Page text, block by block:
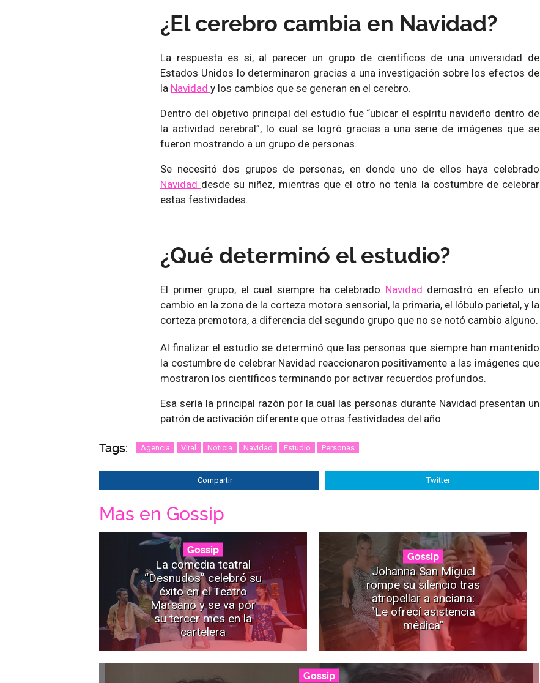
¿El cerebro cambia en Navidad?
La respuesta es sí, al parecer un grupo de científicos de una universidad de
Estados Unidos lo determinaron gracias a una investigación sobre los efectos de
la Navidad y los cambios que se generan en el cerebro.
Dentro del objetivo principal del estudio fue “ubicar el espíritu navideño dentro de
la actividad cerebral”, lo cual se logró gracias a una serie de imágenes que se
fueron mostrando a un grupo de personas.
Se necesitó dos grupos de personas, en donde uno de ellos haya celebrado
Navidad desde su niñez, mientras que el otro no tenía la costumbre de celebrar
estas festividades.
¿Qué determinó el estudio?
El primer grupo, el cual siempre ha celebrado Navidad demostró en efecto un
cambio en la zona de la corteza motora sensorial, la primaria, el lóbulo parietal, y la
corteza premotora, a diferencia del segundo grupo que no se notó cambio alguno.
Al finalizar el estudio se determinó que las personas que siempre han mantenido
la costumbre de celebrar Navidad reaccionaron positivamente a las imágenes que
mostraron los científicos terminando por activar recuerdos profundos.
Esa sería la principal razón por la cual las personas durante Navidad presentan un
patrón de activación diferente que otras festividades del año.
Tags: Agencia Viral Noticia Navidad Estudio Personas
Compartir Twitter
Mas en Gossip
Gossip
La comedia teatral
“Desnudos” celebró su
éxito en el Teatro
Marsano y se va por
su tercer mes en la
cartelera
Gossip
Johanna San Miguel
rompe su silencio tras
atropellar a anciana:
"Le ofrecí asistencia
médica"
Gossip